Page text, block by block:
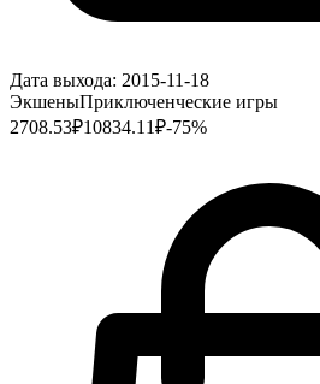
Дата выхода: 2015-11-18
ЭкшеныПриключенческие игры
2708.53₽10834.11₽-75%